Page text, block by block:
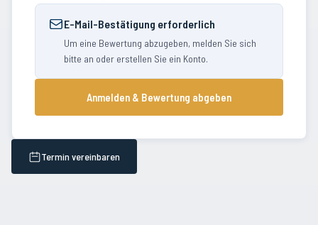
E-Mail-Bestätigung erforderlich
Um eine Bewertung abzugeben, melden Sie sich
bitte an oder erstellen Sie ein Konto.
Anmelden & Bewertung abgeben
Termin vereinbaren